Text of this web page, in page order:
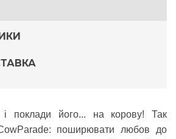
і поклади його... на корову! Так
: поширювати любов до